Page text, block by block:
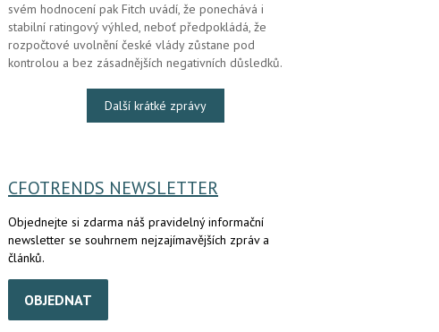
svém hodnocení pak Fitch uvádí, že ponechává i
stabilní ratingový výhled, neboť předpokládá, že
rozpočtové uvolnění české vlády zůstane pod
kontrolou a bez zásadnějších negativních důsledků.
Další krátké zprávy
CFOTRENDS NEWSLETTER
Objednejte si zdarma náš pravidelný informační
newsletter se souhrnem nejzajímavějších zpráv a
článků.
OBJEDNAT